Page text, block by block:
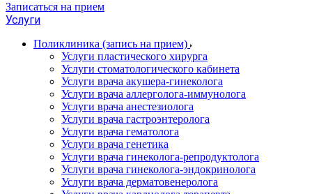
Записаться на прием
Услуги
Поликлиника (запись на прием)
Услуги пластического хирурга
Услуги стоматологического кабинета
Услуги врача акушера-гинеколога
Услуги врача аллерголога-иммунолога
Услуги врача анестезиолога
Услуги врача гастроэнтеролога
Услуги врача гематолога
Услуги врача генетика
Услуги врача гинеколога-репродуктолога
Услуги врача гинеколога-эндокринолога
Услуги врача дерматовенеролога